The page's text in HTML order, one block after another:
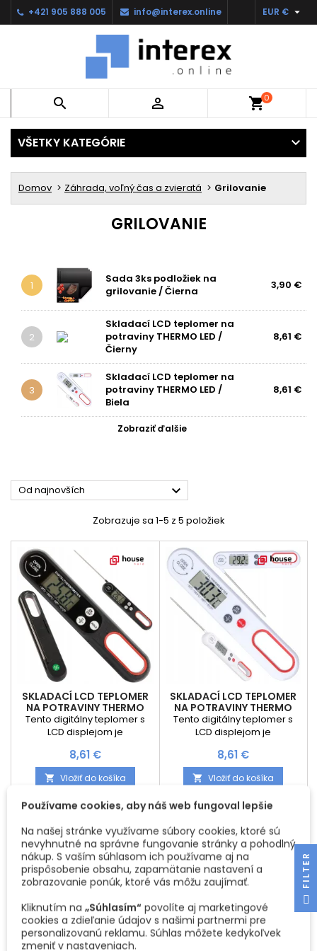
+421 905 888 005 info@interex.online EUR € 
  shopping_cart0
VŠETKY KATEGÓRIE
Domov Záhrada, voľný čas a zvieratá Grilovanie
GRILOVANIE
1
Sada 3ks podložiek na
grilovanie / Čierna
3,90 €
2
Skladací LCD teplomer na
potraviny THERMO LED /
Čierny
8,61 €
3
Skladací LCD teplomer na
potraviny THERMO LED /
Biela
8,61 €
Zobraziť ďalšie
Od najnovších 
Zobrazuje sa 1-5 z 5 položiek
SKLADACÍ LCD TEPLOMER
NA POTRAVINY THERMO
LED / ČIERNY
Tento digitálny teplomer s
LCD displejom je
každej modernej kuchyni.
Ideálny na meranie teploty
mäsa, vína, koláčov,
tekutín, vďaka čomu
prepečenie a konzistenciu
vašich jedál. Hlavné výhody:
🌡️ Vysoký rozsah merania –
od -50 °C do +300 °C (alebo
od -58 °F do 572 °F) 📲
Cena
8,61 €
 Vložiť do košíka
SKLADACÍ LCD TEPLOMER
NA POTRAVINY THERMO
LED / BIELA
Tento digitálny teplomer s
LCD displejom je
každej modernej kuchyni.
Ideálny na meranie teploty
mäsa, vína, koláčov,
tekutín, vďaka čomu
prepečenie a konzistenciu
vašich jedál. Hlavné výhody:
🌡️ Vysoký rozsah merania –
od -50 °C do +300 °C (alebo
od -58 °F do 572 °F) 📲
Cena
8,61 €
 Vložiť do košíka
Vypredané
Používame cookies, aby náš web fungoval lepšie
Na našej stránke využívame súbory cookies, ktoré sú
nevyhnutné na správne fungovanie stránky a pohodlný
nákup. S vaším súhlasom ich používame aj na
prispôsobenie obsahu, zapamätanie nastavení a
zobrazovanie ponúk, ktoré vás môžu zaujímať.
Kliknutím na „Súhlasím“ povolíte aj marketingové
cookies a zdieľanie údajov s našimi partnermi pre
personalizovanú reklamu. Súhlas môžete kedykoľvek
zmeniť v nastaveniach.
R